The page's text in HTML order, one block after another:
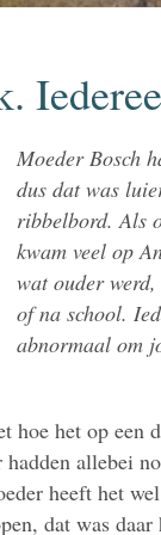
Moeder Bosch
dus dat was
ribbelbord. Als
kwam veel op
wat ouder
of na school.
abnormaal om
hoe het op een
allebei
heeft het
dat was